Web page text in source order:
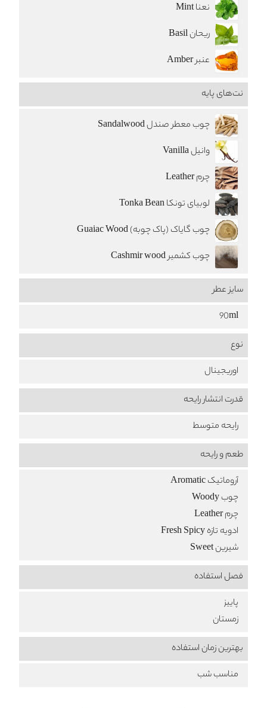
نعنا Mint
ریحان Basil
عنبر Amber
نت‌های پایه
چوب معطر صندل Sandalwood
وانیل Vanilla
چرم Leather
لوبیای تونکا Tonka Bean
چوب گایاک (پاک چوبه) Guaiac Wood
چوب کشمیر Cashmir wood
سایز عطر
90ml
نوع
اوریجینال
قدرت انتشار رایحه
رایحه متوسط
طعم‌ و رایحه
آروماتیک Aromatic
چوب Woody
چرم Leather
ادویه تازه Fresh Spicy
شیرین Sweet
فصل استفاده
پاییز
زمستان
بهترین زمان استفاده
مناسب شب